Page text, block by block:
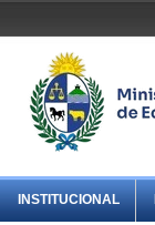
INSTITUCIONAL